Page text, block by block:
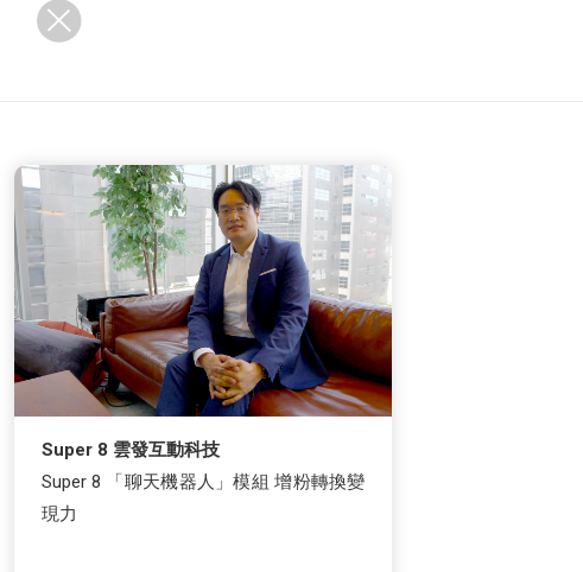
Super 8 雲發互動科技
Super 8 「聊天機器人」模組 增粉轉換變
現力